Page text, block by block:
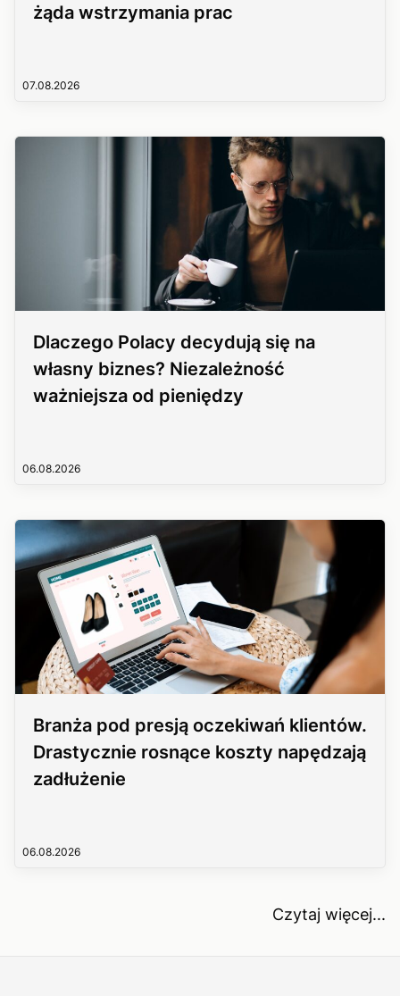
żąda wstrzymania prac
07.08.2026
Dlaczego Polacy decydują się na
własny biznes? Niezależność
ważniejsza od pieniędzy
06.08.2026
Branża pod presją oczekiwań klientów.
Drastycznie rosnące koszty napędzają
zadłużenie
06.08.2026
Czytaj więcej...